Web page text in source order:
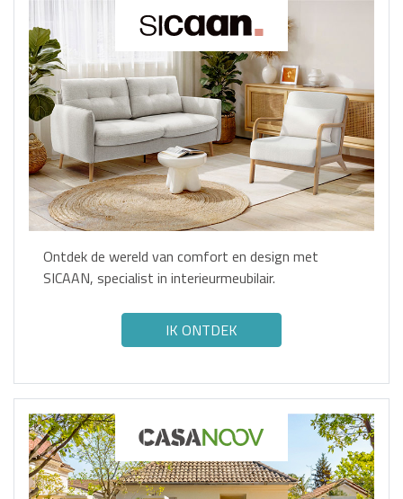
Ontdek de wereld van comfort en design met
SICAAN, specialist in interieurmeubilair.
IK ONTDEK